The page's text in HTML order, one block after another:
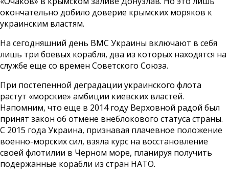
окончательно добило доверие крымских моряков к
украинским властям.
На сегодняшний день ВМС Украины включают в себя
лишь три боевых корабля, два из которых находятся на
службе еще со времен Советского Союза.
При постепенной деградации украинского флота
растут «морские» амбиции киевских властей.
Напомним, что еще в 2014 году Верховной радой был
принят закон об отмене внеблокового статуса страны.
С 2015 года Украина, признавая плачевное положение
военно-морских сил, взяла курс на восстановление
своей флотилии в Черном море, планируя получить
подержанные корабли из стран НАТО.